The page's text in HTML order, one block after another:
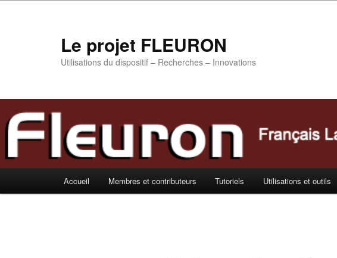
Le projet FLEURON
Utilisations du dispositif – Recherches – Innovations
Accueil Membres et contributeurs Tutoriels Utilisations et outils